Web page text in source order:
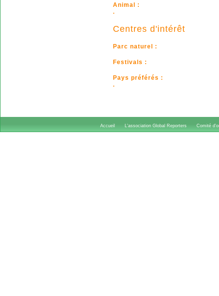
Animal :
.
Centres d'intérêt
Parc naturel :
Festivals :
Pays préférés :
.
Accueil L'association Global Reporters Comité